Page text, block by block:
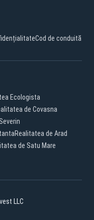
Cod de conduită
Ecologista
de Covasna
Realitatea de Arad
de Satu Mare
LLC